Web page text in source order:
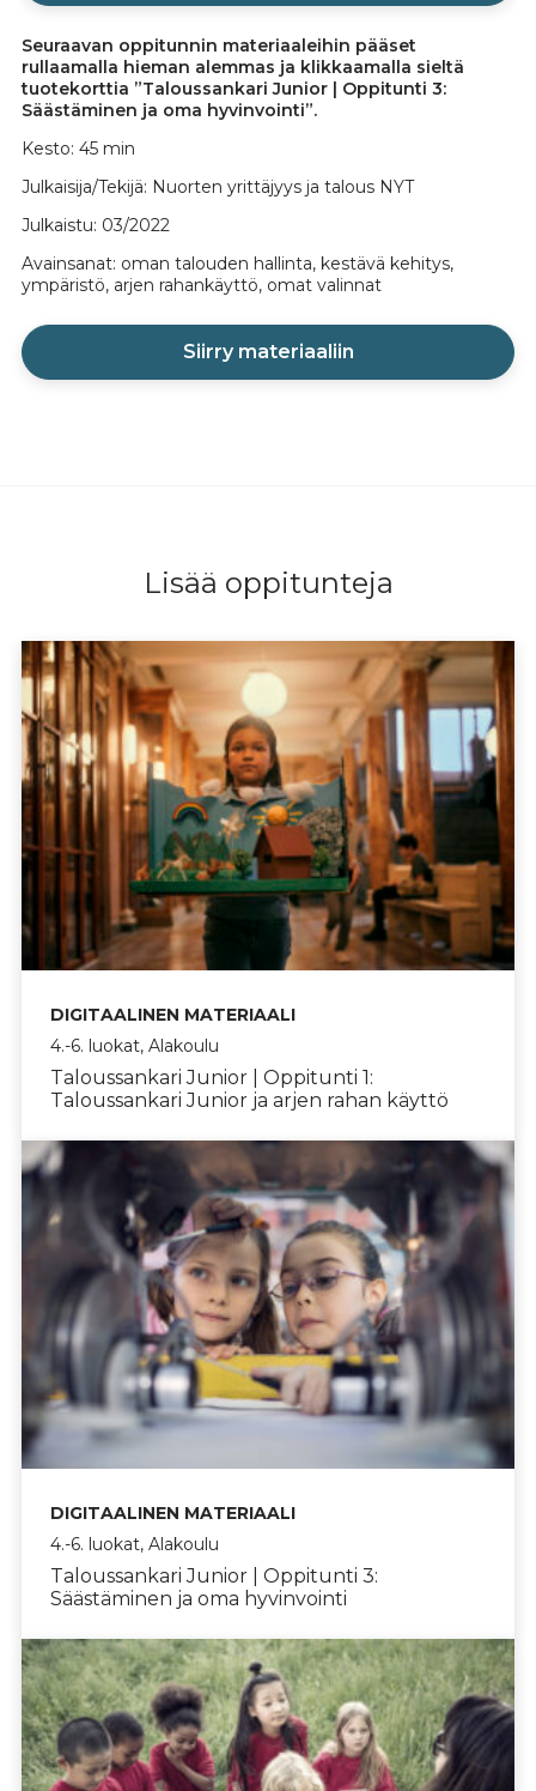
Seuraavan oppitunnin materiaaleihin pääset
rullaamalla hieman alemmas ja klikkaamalla sieltä
tuotekorttia ”Taloussankari Junior | Oppitunti 3:
Säästäminen ja oma hyvinvointi”.
Kesto: 45 min
Julkaisija/Tekijä: Nuorten yrittäjyys ja talous NYT
Julkaistu: 03/2022
Avainsanat: oman talouden hallinta, kestävä kehitys,
ympäristö, arjen rahankäyttö, omat valinnat
Siirry materiaaliin
Lisää oppitunteja
DIGITAALINEN MATERIAALI
4.-6. luokat, Alakoulu
Taloussankari Junior | Oppitunti 1:
Taloussankari Junior ja arjen rahan käyttö
DIGITAALINEN MATERIAALI
4.-6. luokat, Alakoulu
Taloussankari Junior | Oppitunti 3:
Säästäminen ja oma hyvinvointi